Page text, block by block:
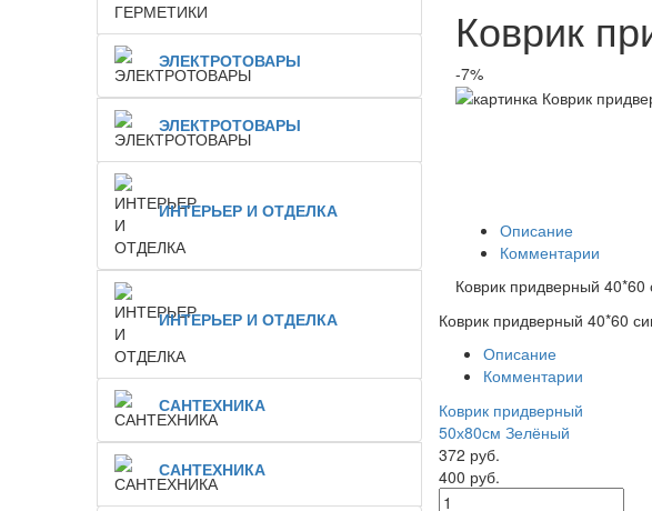
ЭЛЕКТРОТОВАРЫ
ЭЛЕКТРОТОВАРЫ
ИНТЕРЬЕР И ОТДЕЛКА
ИНТЕРЬЕР И ОТДЕЛКА
САНТЕХНИКА
САНТЕХНИКА
Коврик
-7%
Описание
Комментарии
Коврик придверный
Коврик придверный 40*60
Описание
Комментарии
Коврик придверный
50х80см Зелёный
372 руб.
400 руб.